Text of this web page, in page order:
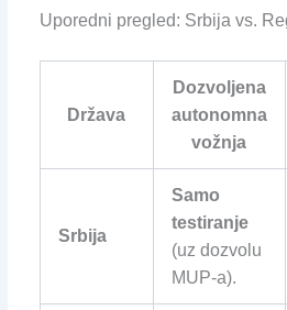
Uporedni pregled: Srbija vs.
Država
Dozvoljena
autonomna
vožnja
Srbija
Samo
testiranje
(uz dozvolu
MUP-a).